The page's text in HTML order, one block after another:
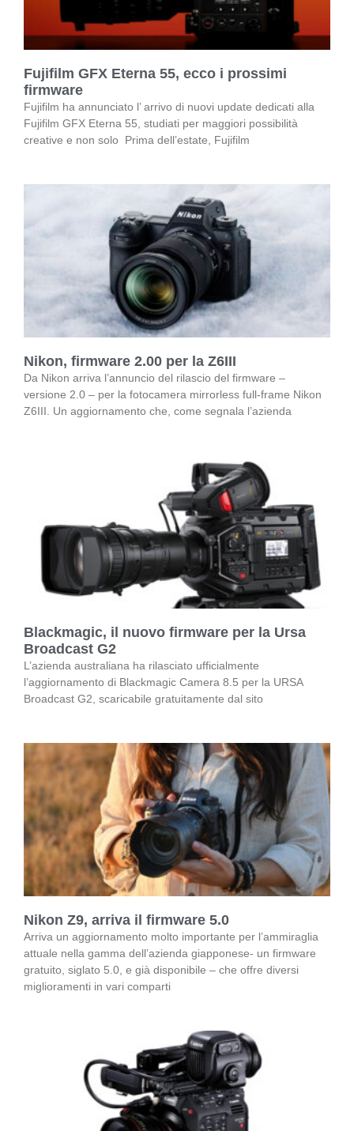
Fujifilm GFX Eterna 55, ecco i prossimi
firmware
Fujifilm ha annunciato l’ arrivo di nuovi update dedicati alla
Fujifilm GFX Eterna 55, studiati per maggiori possibilità
creative e non solo Prima dell’estate, Fujifilm
Nikon, firmware 2.00 per la Z6III
Da Nikon arriva l’annuncio del rilascio del firmware –
versione 2.0 – per la fotocamera mirrorless full-frame Nikon
Z6III. Un aggiornamento che, come segnala l’azienda
Blackmagic, il nuovo firmware per la Ursa
Broadcast G2
L’azienda australiana ha rilasciato ufficialmente
l’aggiornamento di Blackmagic Camera 8.5 per la URSA
Broadcast G2, scaricabile gratuitamente dal sito
Nikon Z9, arriva il firmware 5.0
Arriva un aggiornamento molto importante per l’ammiraglia
attuale nella gamma dell’azienda giapponese- un firmware
gratuito, siglato 5.0, e già disponibile – che offre diversi
miglioramenti in vari comparti